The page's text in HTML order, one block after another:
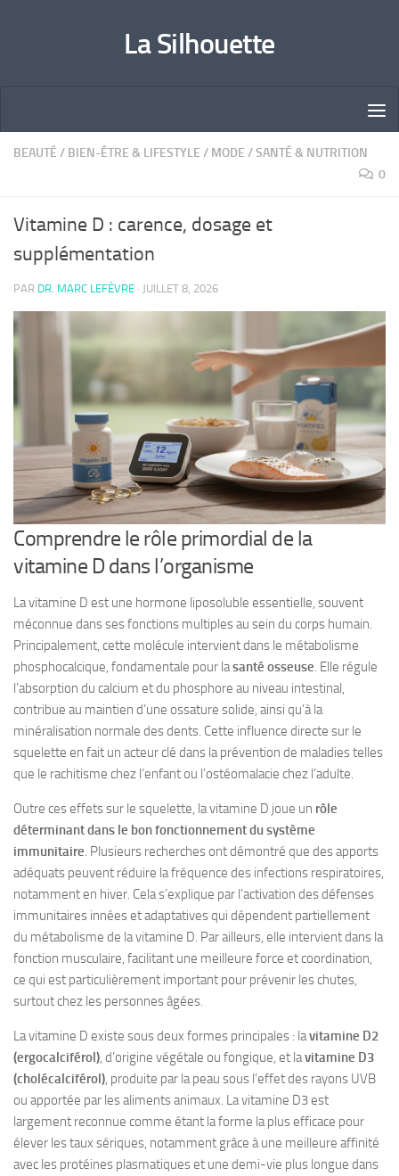
La Silhouette
BEAUTÉ / BIEN-ÊTRE & LIFESTYLE / MODE /SANTÉ & NUTRITION
0
Vitamine D : carence, dosage et
supplémentation
PAR DR. MARC LEFÈVRE · JUILLET 8, 2026
Comprendre le rôle primordial de la
vitamine D dans l’organisme
La vitamine D est une hormone liposoluble essentielle, souvent
méconnue dans ses fonctions multiples au sein du corps humain.
Principalement, cette molécule intervient dans le métabolisme
phosphocalcique, fondamentale pour lasanté osseuse. Elle régule
l’absorption du calcium et du phosphore au niveau intestinal,
contribue au maintien d’une ossature solide, ainsi qu’à la
minéralisation normale des dents. Cette influence directe sur le
squelette en fait un acteur clé dans la prévention de maladies telles
que le rachitisme chez l’enfant ou l’ostéomalacie chez l’adulte.
Outre ces effets sur le squelette, la vitamine D joue un rôle
déterminant dans le bon fonctionnement du système
immunitaire. Plusieurs recherches ont démontré que des apports
adéquats peuvent réduire la fréquence des infections respiratoires,
notamment en hiver. Cela s’explique par l’activation des défenses
immunitaires innées et adaptatives qui dépendent partiellement
du métabolisme de la vitamine D. Par ailleurs, elle intervient dans la
fonction musculaire, facilitant une meilleure force et coordination,
ce qui est particulièrement important pour prévenir les chutes,
surtout chez les personnes âgées.
La vitamine D existe sous deux formes principales : lavitamine D2
(ergocalciférol), d’origine végétale ou fongique, et lavitamine D3
(cholécalciférol), produite par la peau sous l’effet des rayons UVB
ou apportée par les aliments animaux. La vitamine D3 est
largement reconnue comme étant la forme la plus efficace pour
élever les taux sériques, notamment grâce à une meilleure affinité
avec les protéines plasmatiques et une demi-vie plus longue dans